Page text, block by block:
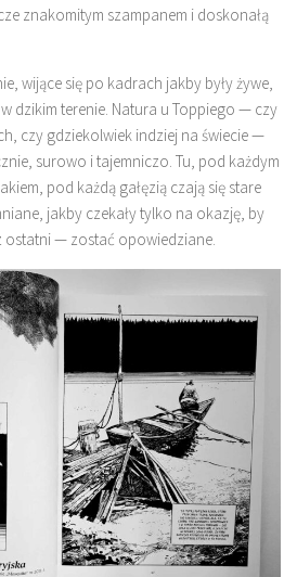
znakomitym szampanem i doskonałą
wijące się po kadrach jakby były żywe,
dzikim terenie. Natura u Toppiego — czy
czy gdziekolwiek indziej na świecie —
surowo i tajemniczo. Tu, pod każdym
pod każdą gałęzią czają się stare
jakby czekały tylko na okazję, by
ostatni — zostać opowiedziane.